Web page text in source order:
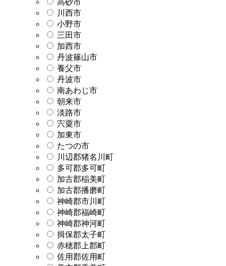
川西市
小野市
三田市
加西市
丹波篠山市
養父市
丹波市
南あわじ市
朝来市
淡路市
宍粟市
加東市
たつの市
川辺郡猪名川町
多可郡多可町
加古郡稲美町
加古郡播磨町
神崎郡市川町
神崎郡福崎町
神崎郡神河町
揖保郡太子町
赤穂郡上郡町
佐用郡佐用町